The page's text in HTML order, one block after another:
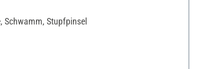
Schwamm, Stupfpinsel